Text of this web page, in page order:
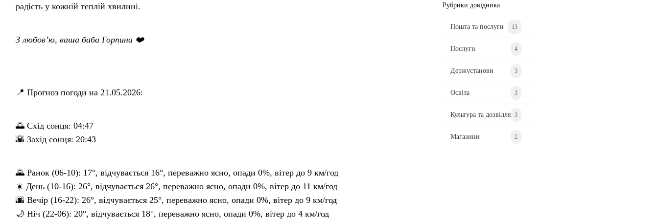
радість у кожній теплій хвилині.
З любов’ю, ваша баба Горпина ❤️
📍 Прогноз погоди на 21.05.2026:
🌅 Схід сонця: 04:47
🌇 Захід сонця: 20:43
🌄 Ранок (06-10): 17°, відчувається 16°, переважно ясно, опади 0%, вітер до 9 км/год
☀️ День (10-16): 26°, відчувається 26°, переважно ясно, опади 0%, вітер до 11 км/год
🌆 Вечір (16-22): 26°, відчувається 25°, переважно ясно, опади 0%, вітер до 9 км/год
🌙 Ніч (22-06): 20°, відчувається 18°, переважно ясно, опади 0%, вітер до 4 км/год
Рубрики довідника
Пошта та послуги 13
Послуги 4
Держустанови 3
Освіта 3
Культура та дозвілля 3
Магазини 2